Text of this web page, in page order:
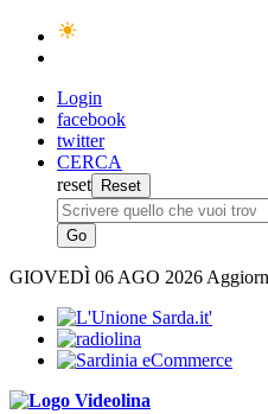
Login
facebook
twitter
CERCA
reset
GIOVEDÌ 06 AGO 2026